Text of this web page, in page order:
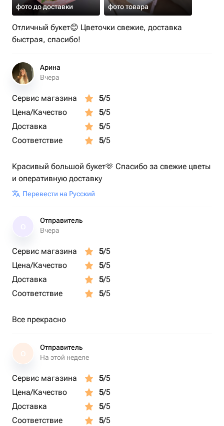
фото до доставки фото товара
Отличный букет😊 Цветочки свежие, доставка
быстрая, спасибо!
Арина
Вчера
Сервис магазина 5/5
Цена/Качество
5/5
Доставка
5/5
Соответствие
5/5
Красивый большой букет🫶 Спасибо за свежие цветы
и оперативную доставку
Перевести на Русский
Отправитель
Вчера
Сервис магазина 5/5
Цена/Качество
5/5
Доставка
5/5
Соответствие
5/5
Все прекрасно
О
Отправитель
На этой неделе
Сервис магазина 5/5
Цена/Качество
5/5
Доставка
5/5
Соответствие
5/5